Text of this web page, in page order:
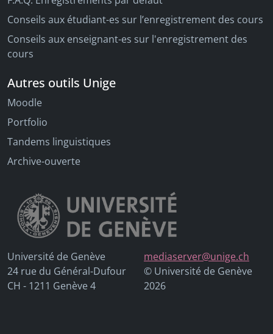
Conseils aux étudiant-es sur l’enregistrement des cours
Conseils aux enseignant-es sur l'enregistrement des
cours
Autres outils Unige
Moodle
Portfolio
Tandems linguistiques
Archive-ouverte
Université de Genève
24 rue du Général-Dufour
CH - 1211 Genève 4
mediaserver@unige.ch
© Université de Genève
2026